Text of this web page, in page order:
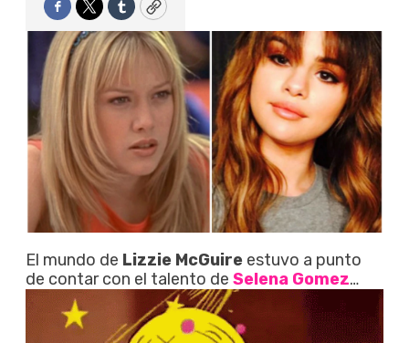
Facebook
TwitterTumblrCopy
El mundo de Lizzie McGuire estuvo a punto
de contar con el talento de Selena Gomez…